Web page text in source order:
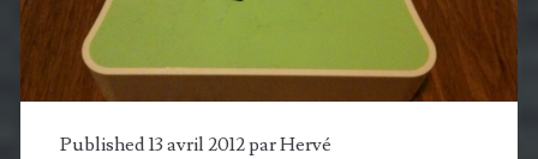
Published 13 avril 2012 parHervé